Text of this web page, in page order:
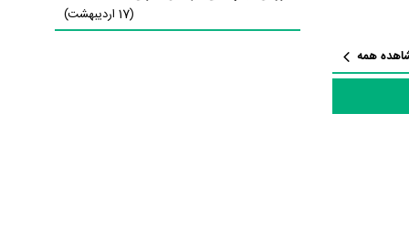
همه
(17 اردیبهشت)